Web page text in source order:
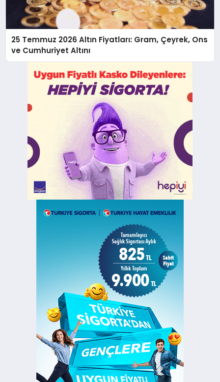
25 Temmuz 2026 Altın Fiyatları: Gram, Çeyrek, Ons
ve Cumhuriyet Altını